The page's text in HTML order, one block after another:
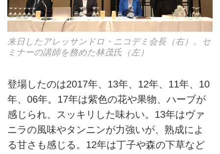
来日したアレッサンドロ・ニコデミ会長（右）。セ
ミナーの講師を務めた林茂氏（左）
登場したのは2017年、13年、12年、11年、10
年、06年。17年は紫色の花や果物、ハーブが
感じられ、スッキリした味わい。13年はヴァ
ニラの風味やタンニンが力強いが、熟成によ
る甘さも感じる。12年は丁子や森の下草など